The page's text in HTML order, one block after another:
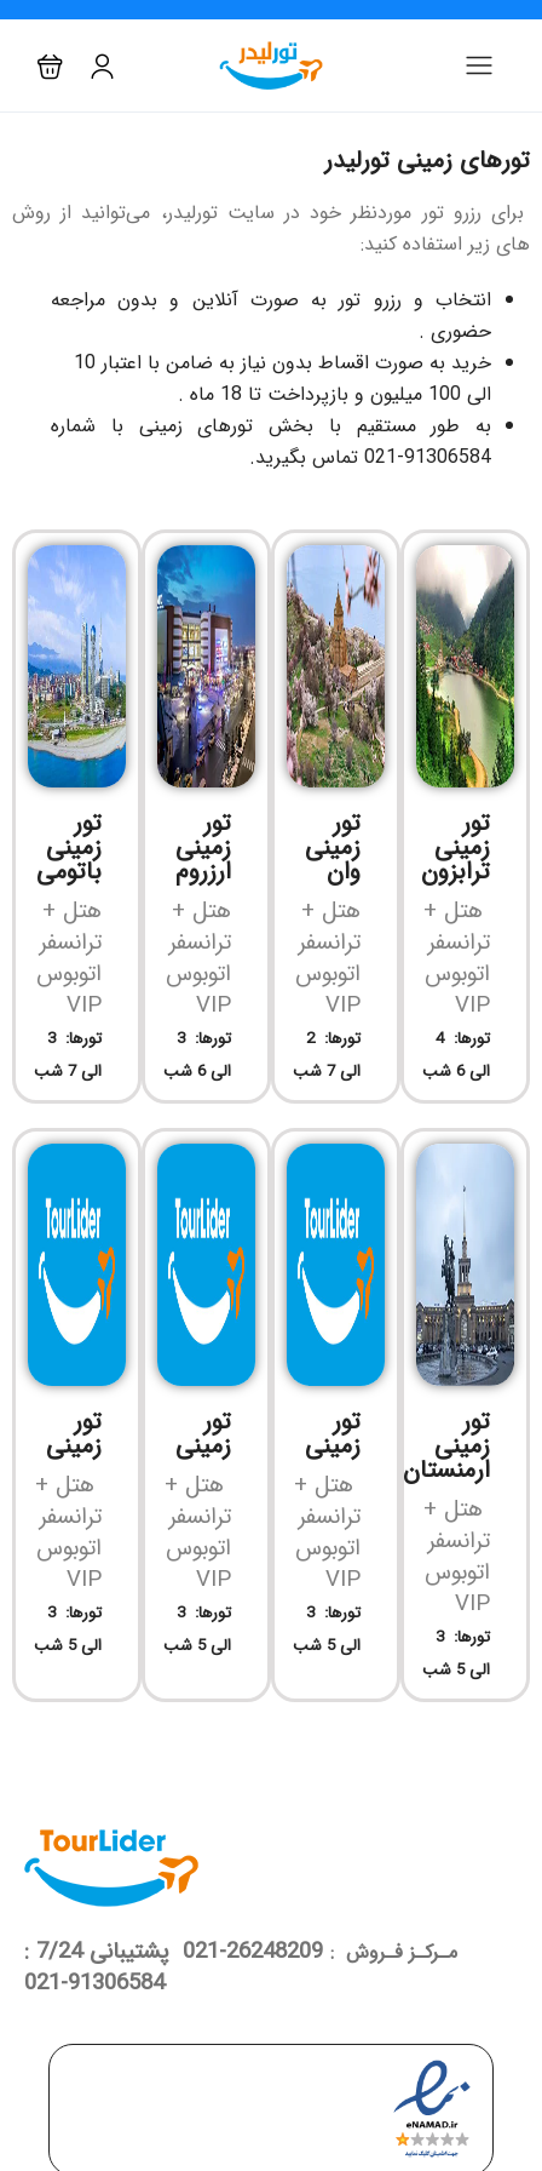
تورهای زمینی تورلیدر
برای رزرو تور موردنظر خود در سایت تورلیدر، می‌توانید از روش
های زیر استفاده کنید:
انتخاب و رزرو تور به صورت آنلاین و بدون مراجعه
حضوری .
خرید به صورت اقساط بدون نیاز به ضامن با اعتبار 10
الی 100 میلیون و بازپرداخت تا 18 ماه .
به طور مستقیم با بخش تورهای زمینی با شماره
91306584-021 تماس بگیرید.
تور
زمینی
ترابزون
هتل +
ترانسفر
اتوبوس
VIP
تورها: 4
الی 6 شب
تور
زمینی
وان
هتل +
ترانسفر
اتوبوس
VIP
تورها: 2
الی 7 شب
تور
زمینی
ارزروم
هتل +
ترانسفر
اتوبوس
VIP
تورها: 3
الی 6 شب
تور
زمینی
باتومی
هتل +
ترانسفر
اتوبوس
VIP
تورها: 3
الی 7 شب
تور
زمینی
ارمنستان
هتل +
ترانسفر
اتوبوس
VIP
تورها: 3
الی 5 شب
تور
زمینی
هتل +
ترانسفر
اتوبوس
VIP
تورها: 3
الی 5 شب
تور
زمینی
هتل +
ترانسفر
اتوبوس
VIP
تورها: 3
الی 5 شب
تور
زمینی
هتل +
ترانسفر
اتوبوس
VIP
تورها: 3
الی 5 شب
مـرکـز فـروش :
26248209-021 پشتیبانی 7/24 :
91306584-021